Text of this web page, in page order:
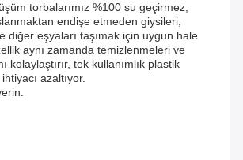
torbalarımız %100 su geçirmez,
endişe etmeden giysileri,
diğer eşyaları taşımak için uygun hale
aynı zamanda temizlenmeleri ve
kolaylaştırır, tek kullanımlık plastik
azaltıyor.